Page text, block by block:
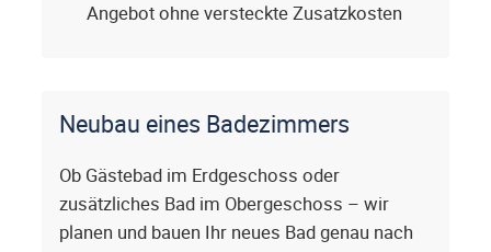
Angebot ohne versteckte Zusatzkosten
Neubau eines Badezimmers
Ob Gästebad im Erdgeschoss oder
zusätzliches Bad im Obergeschoss – wir
planen und bauen Ihr neues Bad genau nach